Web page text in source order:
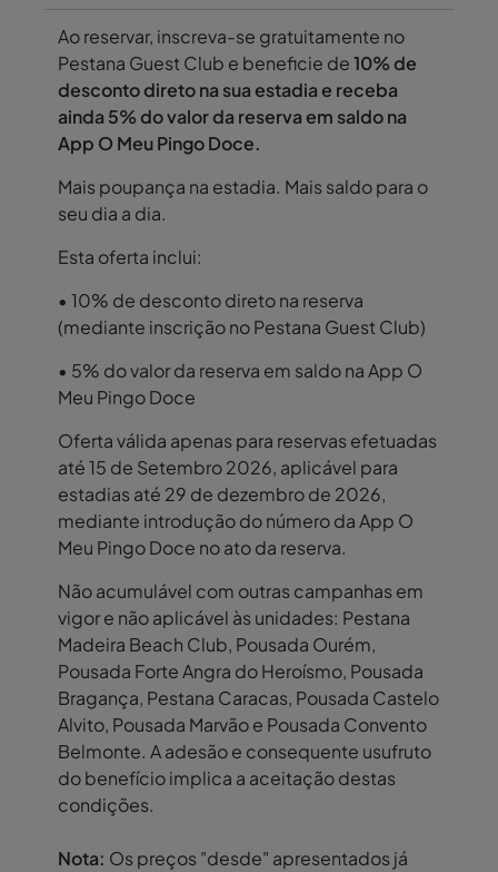
Ao reservar, inscreva-se gratuitamente no
Pestana Guest Club e beneficie de10% de
desconto direto na sua estadia e receba
ainda 5% do valor da reserva em saldo na
App O Meu Pingo Doce.
Mais poupança na estadia. Mais saldo para o
seu dia a dia.
Esta oferta inclui:
• 10% de desconto direto na reserva
(mediante inscrição no Pestana Guest Club)
• 5% do valor da reserva em saldo na App O
Meu Pingo Doce
Oferta válida apenas para reservas efetuadas
até 15 de Setembro 2026, aplicável para
estadias até 29 de dezembro de 2026,
mediante introdução do número da App O
Meu Pingo Doce no ato da reserva.
Não acumulável com outras campanhas em
vigor e não aplicável às unidades: Pestana
Madeira Beach Club, Pousada Ourém,
Pousada Forte Angra do Heroísmo, Pousada
Bragança, Pestana Caracas, Pousada Castelo
Alvito, Pousada Marvão e Pousada Convento
Belmonte. A adesão e consequente usufruto
do benefício implica a aceitação destas
condições.
Nota: Os preços "desde" apresentados já